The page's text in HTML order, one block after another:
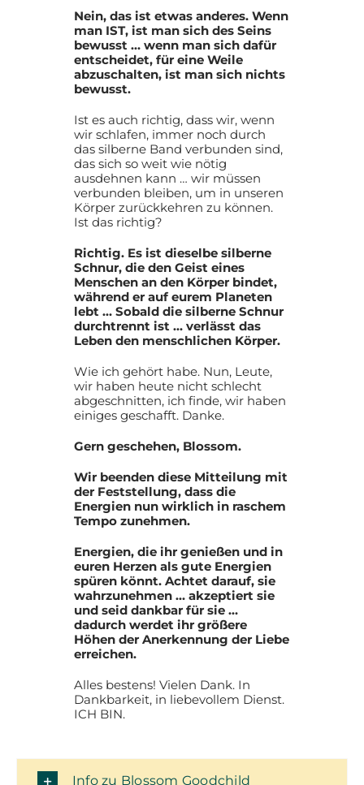
Nein, das ist etwas anderes. Wenn
man IST, ist man sich des Seins
bewusst … wenn man sich dafür
entscheidet, für eine Weile
abzuschalten, ist man sich nichts
bewusst.
Ist es auch richtig, dass wir, wenn
wir schlafen, immer noch durch
das silberne Band verbunden sind,
das sich so weit wie nötig
ausdehnen kann … wir müssen
verbunden bleiben, um in unseren
Körper zurückkehren zu können.
Ist das richtig?
Richtig. Es ist dieselbe silberne
Schnur, die den Geist eines
Menschen an den Körper bindet,
während er auf eurem Planeten
lebt … Sobald die silberne Schnur
durchtrennt ist … verlässt das
Leben den menschlichen Körper.
Wie ich gehört habe. Nun, Leute,
wir haben heute nicht schlecht
abgeschnitten, ich finde, wir haben
einiges geschafft. Danke.
Gern geschehen, Blossom.
Wir beenden diese Mitteilung mit
der Feststellung, dass die
Energien nun wirklich in raschem
Tempo zunehmen.
Energien, die ihr genießen und in
euren Herzen als gute Energien
spüren könnt. Achtet darauf, sie
wahrzunehmen … akzeptiert sie
und seid dankbar für sie …
dadurch werdet ihr größere
Höhen der Anerkennung der Liebe
erreichen.
Alles bestens! Vielen Dank. In
Dankbarkeit, in liebevollem Dienst.
ICH BIN.
Info zu Blossom Goodchild